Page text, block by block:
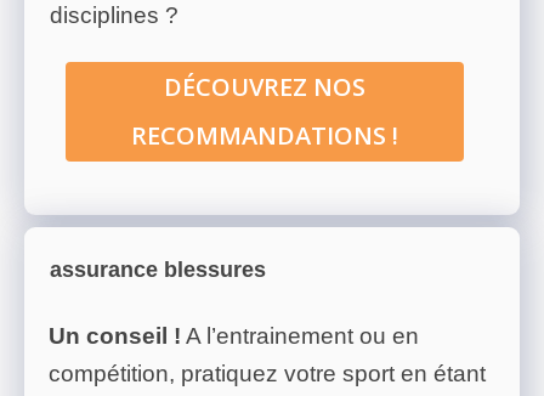
disciplines ?
DÉCOUVREZ NOS
RECOMMANDATIONS !
assurance blessures
Un conseil ! A l’entrainement ou en
compétition, pratiquez votre sport en étant